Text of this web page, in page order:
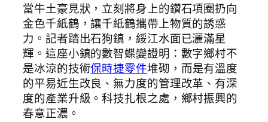
當牛土豪見狀，立刻將身上的鑽石項圈扔向
金色千紙鶴，讓千紙鶴攜帶上物質的誘惑
力。記者踏出石狗鎮，綏江水面已灑滿星
輝。這座小鎮的數智蝶變證明：數字鄉村不
是冰涼的技術保時捷零件堆砌，而是有溫度
的平易近生改良、無力度的管理改革、有深
度的產業升級。科技扎根之處，鄉村振興的
春意正濃。